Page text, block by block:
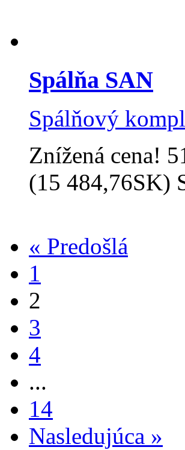
Spálňa SAN
Spálňový
Znížená cena!
(15 484,76SK)
« Predošlá
1
2
3
4
...
14
Nasledujúca »